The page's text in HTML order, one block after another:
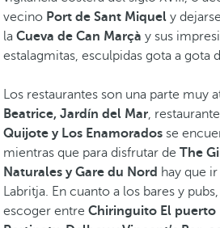
vecino Port de Sant Miquel y
la Cueva de Can Marçà y sus
estalagmitas, esculpidas gota a gota
Los restaurantes son una parte muy
Beatrice, Jardín del Mar, restaurante
Quijote y Los Enamorados se
mientras que para disfrutar de The
Naturales y Gare du Nord hay que
Labritja. En cuanto a los bares y
escoger entre Chiringuito El puerto